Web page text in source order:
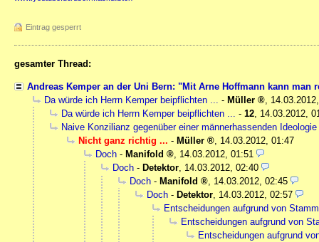
Eintrag gesperrt
gesamter Thread:
Andreas Kemper an der Uni Bern: "Mit Arne Hoffmann kann man
Da würde ich Herrn Kemper beipflichten ... - Müller ,
Da würde ich Herrn Kemper beipflichten ... - 12, 14.03.2012,
Naive Konzilianz gegenüber einer männerhassenden Ideologie
Nicht ganz richtig ... - Müller , 14.03.2012, 01:47
Doch - Manifold , 14.03.2012, 01:51
Doch - Detektor, 14.03.2012, 02:40
Doch - Manifold , 14.03.2012, 02:45
Doch - Detektor, 14.03.2012, 02:57
Entscheidungen aufgrund von
Entscheidungen aufgrund von
Entscheidungen aufgrund